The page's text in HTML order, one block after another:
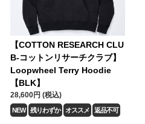
【COTTON RESEARCH CLU
B-コットンリサーチクラブ】
Loopwheel Terry Hoodie
【BLK】
28,600円 (税込)
NEW 残りわずか オススメ 返品不可